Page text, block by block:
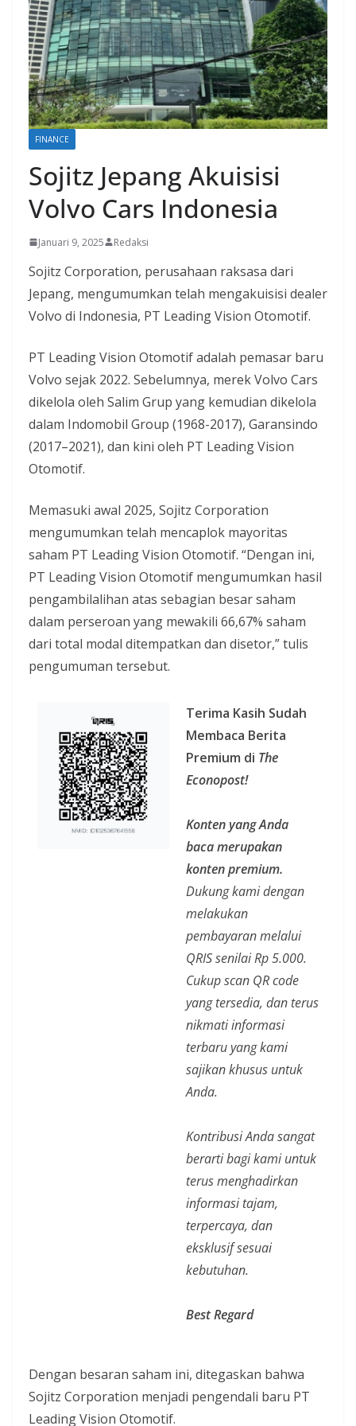
FINANCE
Sojitz Jepang Akuisisi
Volvo Cars Indonesia
Januari 9, 2025 Redaksi
Sojitz Corporation, perusahaan raksasa dari
Jepang, mengumumkan telah mengakuisisi dealer
Volvo di Indonesia, PT Leading Vision Otomotif.
PT Leading Vision Otomotif adalah pemasar baru
Volvo sejak 2022. Sebelumnya, merek Volvo Cars
dikelola oleh Salim Grup yang kemudian dikelola
dalam Indomobil Group (1968-2017), Garansindo
(2017–2021), dan kini oleh PT Leading Vision
Otomotif.
Memasuki awal 2025, Sojitz Corporation
mengumumkan telah mencaplok mayoritas
saham PT Leading Vision Otomotif. “Dengan ini,
PT Leading Vision Otomotif mengumumkan hasil
pengambilalihan atas sebagian besar saham
dalam perseroan yang mewakili 66,67% saham
dari total modal ditempatkan dan disetor,” tulis
pengumuman tersebut.
Terima Kasih Sudah
Membaca Berita
Premium di The
Econopost!
Konten yang Anda
baca merupakan
konten premium.
Dukung kami dengan
melakukan
pembayaran melalui
QRIS senilai Rp 5.000.
Cukup scan QR code
yang tersedia, dan terus
nikmati informasi
terbaru yang kami
sajikan khusus untuk
Anda.
Kontribusi Anda sangat
berarti bagi kami untuk
terus menghadirkan
informasi tajam,
terpercaya, dan
eksklusifsesuai
kebutuhan.
Best Regard
Dengan besaran saham ini, ditegaskan bahwa
Sojitz Corporation menjadi pengendali baru PT
Leading Vision Otomotif.